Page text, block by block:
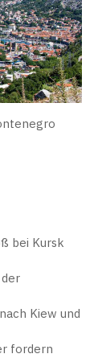
bei Kursk
Kiew und
fordern